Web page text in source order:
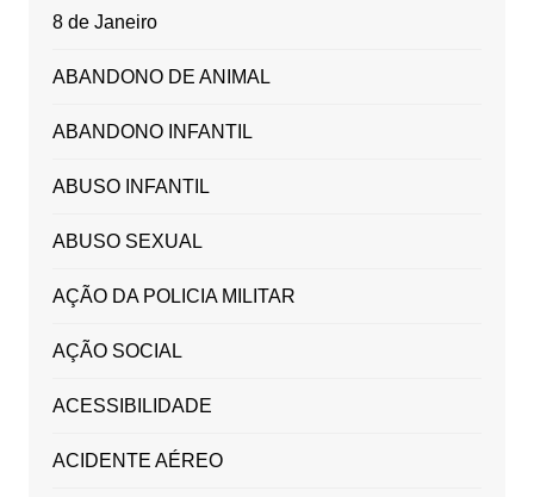
8 de Janeiro
ABANDONO DE ANIMAL
ABANDONO INFANTIL
ABUSO INFANTIL
ABUSO SEXUAL
AÇÃO DA POLICIA MILITAR
AÇÃO SOCIAL
ACESSIBILIDADE
ACIDENTE AÉREO